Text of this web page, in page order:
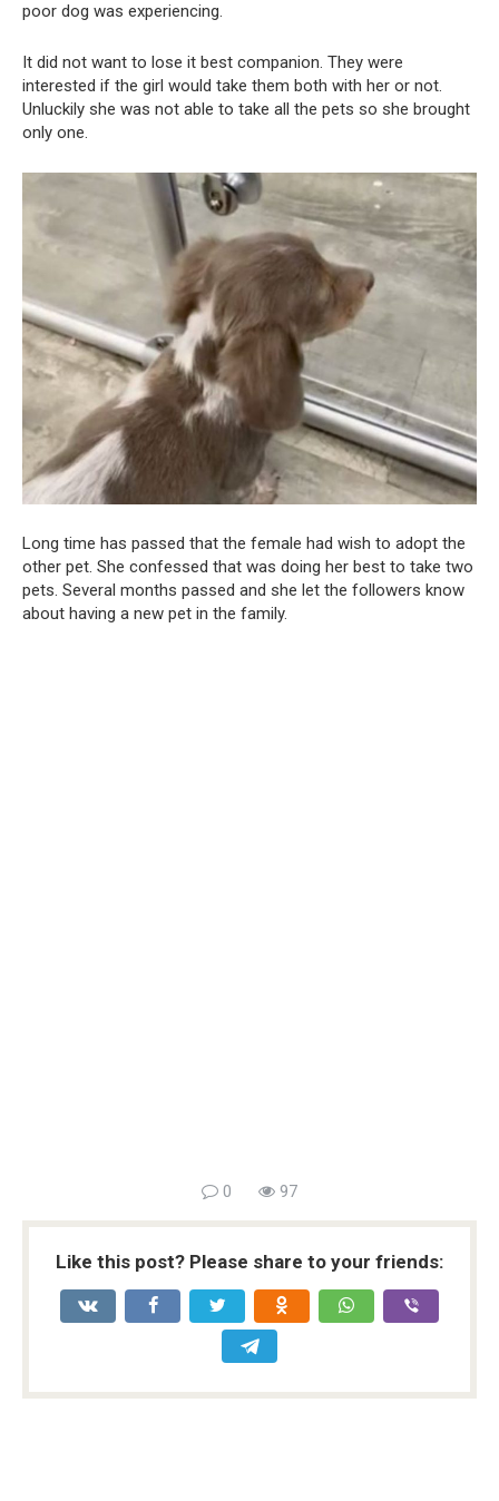
poor dog was experiencing.
It did not want to lose it best companion. They were
interested if the girl would take them both with her or not.
Unluckily she was not able to take all the pets so she brought
only one.
Long time has passed that the female had wish to adopt the
other pet. She confessed that was doing her best to take two
pets. Several months passed and she let the followers know
about having a new pet in the family.
0 97
Like this post? Please share to your friends: